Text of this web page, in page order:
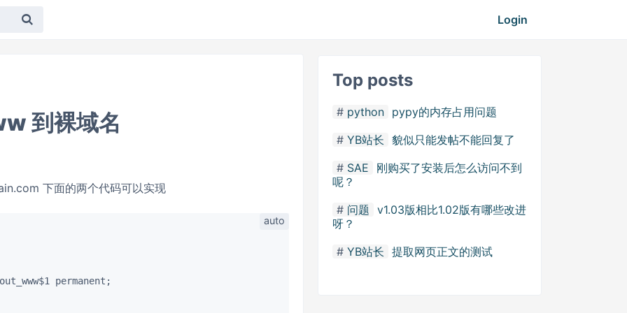
Login
到裸域名
下面的两个代码可以实现
permanent;
Top posts
python pypy的内存占用问题
YB站长 貌似只能发帖不能回复了
SAE
刚购买了安装后怎么访问不到
呢？
问题 v1.03版相比1.02版有哪些改进
呀？
YB站长 提取网页正文的测试